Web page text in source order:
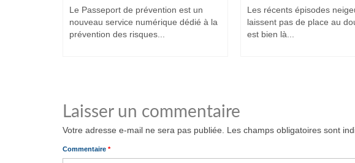
Le Passeport de prévention est un
nouveau service numérique dédié à la
prévention des risques...
Les récents épisodes
laissent pas de place au
est bien là...
Laisser un commentaire
Votre adresse e-mail ne sera pas publiée. Les champs obligatoires sont
Commentaire *